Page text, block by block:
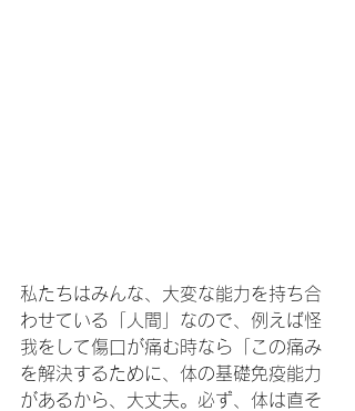
私たちはみんな、大変な能力を持ち合
わせている「人間」なので、例えば怪
我をして傷口が痛む時なら「この痛み
を解決するために、体の基礎免疫能力
があるから、大丈夫。必ず、体は直そ